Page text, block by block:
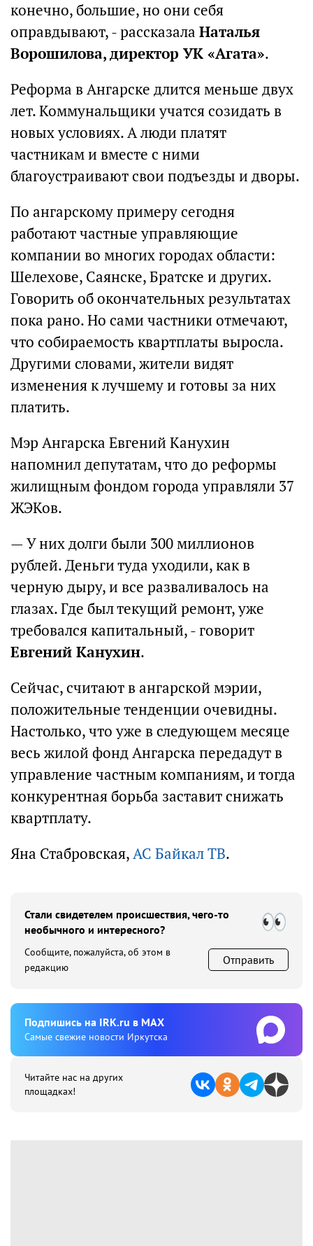
конечно, большие, но они себя
оправдывают, - рассказала Наталья
Ворошилова, директор УК «Агата».
Реформа в Ангарске длится меньше двух
лет. Коммунальщики учатся созидать в
новых условиях. А люди платят
частникам и вместе с ними
благоустраивают свои подъезды и дворы.
По ангарскому примеру сегодня
работают частные управляющие
компании во многих городах области:
Шелехове, Саянске, Братске и других.
Говорить об окончательных результатах
пока рано. Но сами частники отмечают,
что собираемость квартплаты выросла.
Другими словами, жители видят
изменения к лучшему и готовы за них
платить.
Мэр Ангарска Евгений Канухин
напомнил депутатам, что до реформы
жилищным фондом города управляли 37
ЖЭКов.
— У них долги были 300 миллионов
рублей. Деньги туда уходили, как в
черную дыру, и все разваливалось на
глазах. Где был текущий ремонт, уже
требовался капитальный, - говорит
Евгений Канухин.
Сейчас, считают в ангарской мэрии,
положительные тенденции очевидны.
Настолько, что уже в следующем месяце
весь жилой фонд Ангарска передадут в
управление частным компаниям, и тогда
конкурентная борьба заставит снижать
квартплату.
Яна Стабровская,АС Байкал ТВ.
Стали свидетелем происшествия, чего-то
необычного и интересного?
Сообщите, пожалуйста, об этом в
редакцию
Отправить
Подпишиcь на IRK.ru в MAX
Cамые свежие новости Иркутска
Читайте нас на других
площадках!